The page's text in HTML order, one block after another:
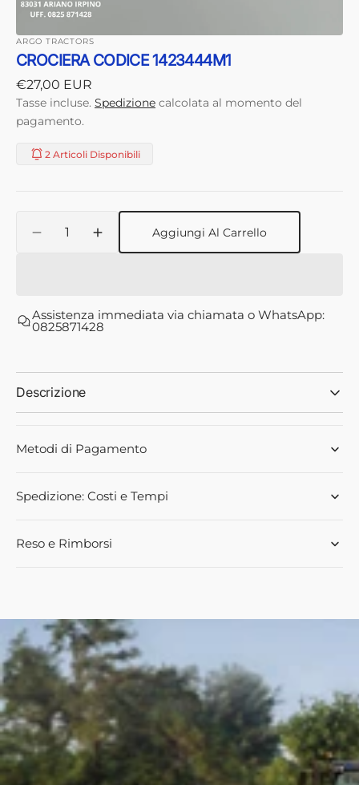
ARGO TRACTORS
CROCIERA CODICE 1423444M1
Prezzo
di
listino
€27,00 EUR
Tasse incluse. Spedizione calcolata al momento del
pagamento.
2 Articoli Disponibili
Diminuisci
CODICE
1423444M1
Aumenta
quantità
CODICE
1423444M1
Aggiungi Al Carrello
Assistenza immediata via chiamata o WhatsApp:
0825871428
Descrizione
Metodi di Pagamento
Spedizione: Costi e Tempi
Reso e Rimborsi